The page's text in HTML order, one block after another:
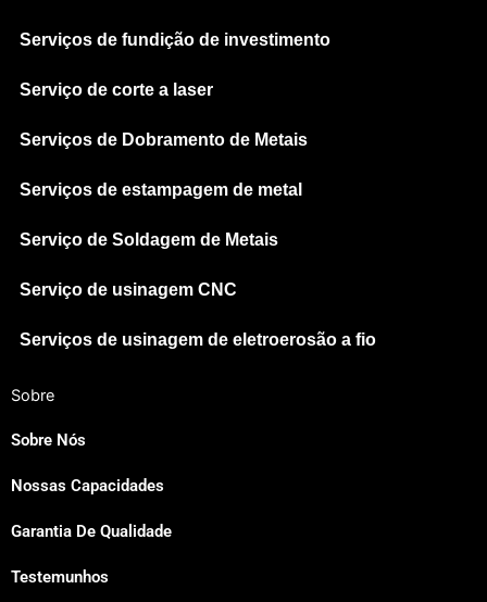
Serviços de fundição de investimento
Serviço de corte a laser
Serviços de Dobramento de Metais
Serviços de estampagem de metal
Serviço de Soldagem de Metais
Serviço de usinagem CNC
Serviços de usinagem de eletroerosão a fio
Sobre
Sobre Nós
Nossas Capacidades
Garantia De Qualidade
Testemunhos